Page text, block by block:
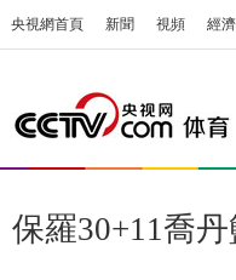
央視網首頁 新聞 視頻 經濟
保羅30+11喬